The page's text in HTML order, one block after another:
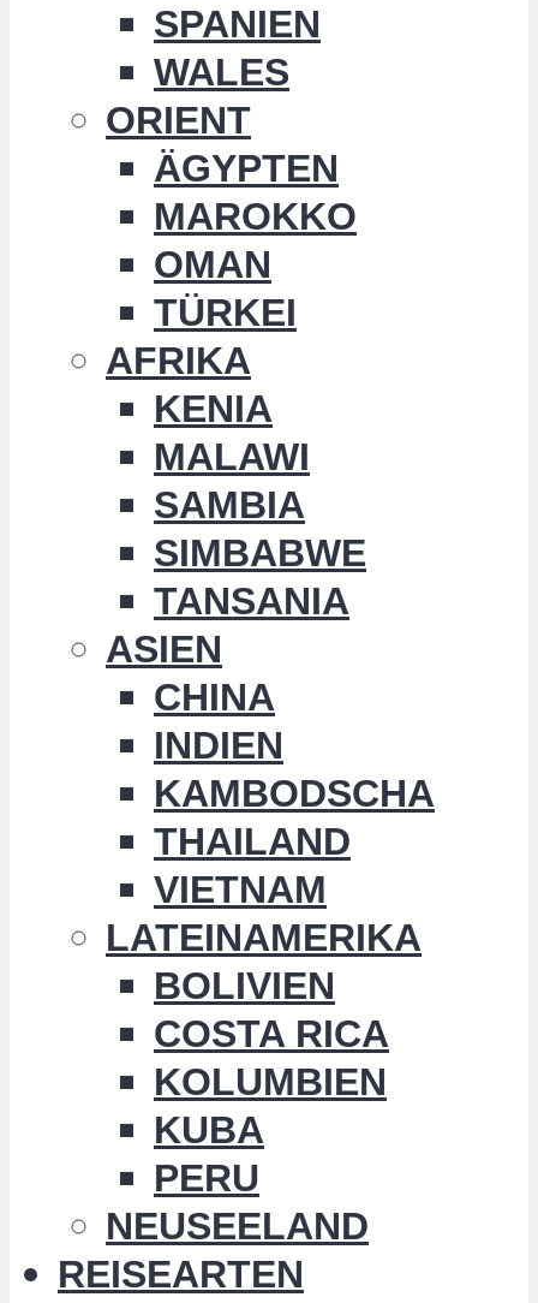
SPANIEN
WALES
ORIENT
ÄGYPTEN
MAROKKO
OMAN
TÜRKEI
AFRIKA
KENIA
MALAWI
SAMBIA
SIMBABWE
TANSANIA
ASIEN
CHINA
INDIEN
KAMBODSCHA
THAILAND
VIETNAM
LATEINAMERIKA
BOLIVIEN
COSTA RICA
KOLUMBIEN
KUBA
PERU
NEUSEELAND
REISEARTEN